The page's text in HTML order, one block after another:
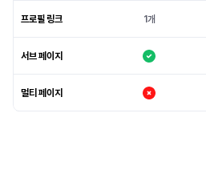
프로필 링크 1개
서브 페이지
멀티 페이지